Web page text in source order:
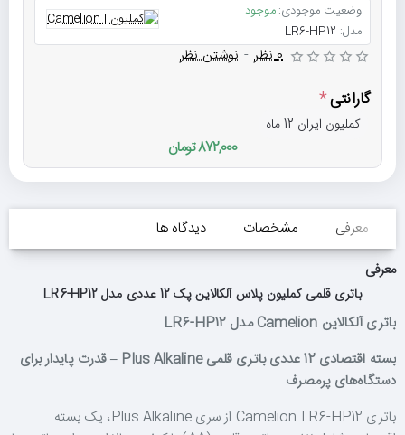
وضعیت موجودی:موجود
مدل: LR6-HP12
0 نظر - نوشتن نظر
گارانتی
کملیون ایران 12 ماه
872,000 تومان
معرفی مشخصات
دیدگاه ها
معرفی
باتری قلمی کملیون پلاس آلکالاین پک 12 عددی مدل LR6-HP12
باتری آلکالاین Camelion مدل LR6-HP12
بسته اقتصادی 12 عددی باتری قلمی Plus Alkaline – قدرت پایدار برای
دستگاه‌های پرمصرف
باتری Camelion LR6-HP12 از سری Plus Alkaline، یک بسته